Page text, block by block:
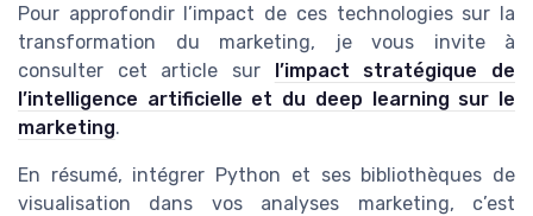
Pour approfondir l’impact de ces technologies sur la
transformation du marketing, je vous invite à
consulter cet article sur l’impact stratégique de
l’intelligence artificielle et du deep learning sur le
marketing.
En résumé, intégrer Python et ses bibliothèques de
visualisation dans vos analyses marketing, c’est